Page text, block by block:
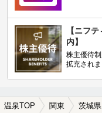
【ニフ
内】
株主優待
拡充されま
温泉TOP 関東 茨城県